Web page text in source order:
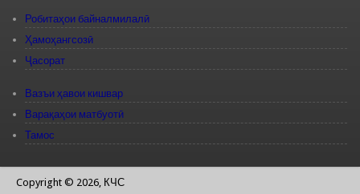
Робитаҳои байналмилалӣ
Ҳамоҳангсозӣ
Ҷасорат
Вазъи ҳавои кишвар
Варақаҳои матбуотӣ
Тамос
Copyright © 2026, КЧС